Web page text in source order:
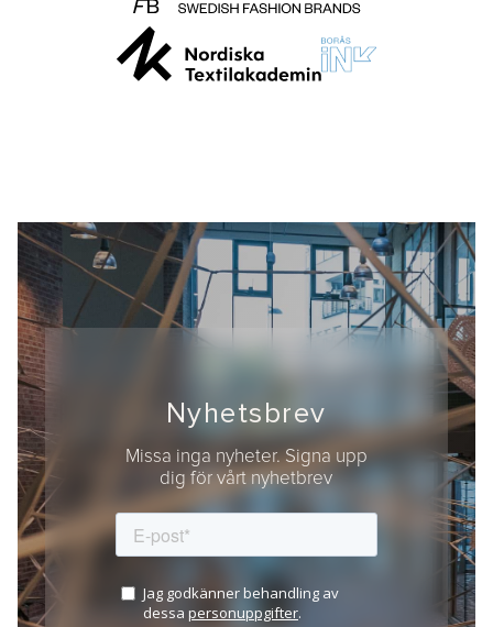
Nyhetsbrev
Missa inga nyheter. Signa upp
dig för vårt nyhetbrev